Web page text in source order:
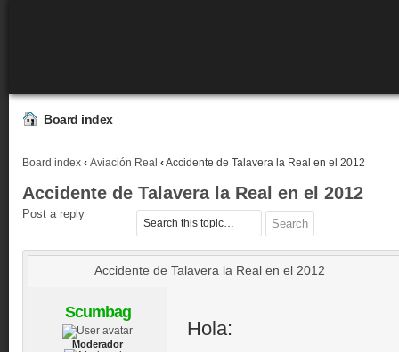
Board index
Board index ‹ Aviación Real ‹Accidente de Talavera la Real en el 2012
Accidente de Talavera la Real en el 2012
Post a reply
Accidente de Talavera la Real en el 2012
Scumbag
Moderador
Hola: